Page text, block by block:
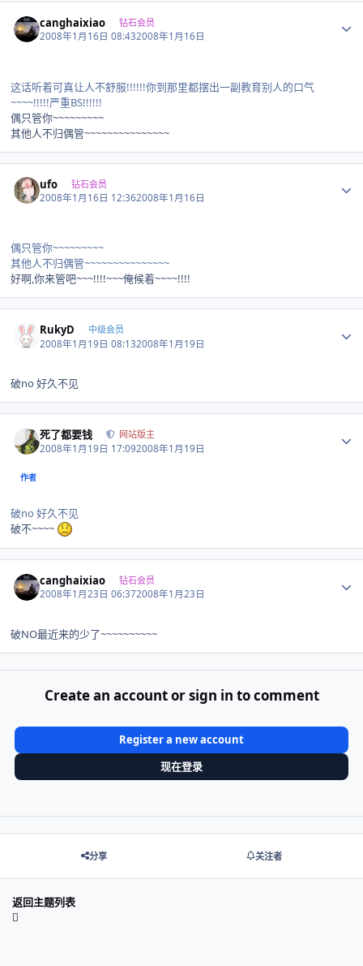
canghaixiao 钻石会员
2008年1月16日 08:432008年1月16日
这话听着可真让人不舒服!!!!!!你到那里都摆出一副教育别人的口气
~~~~!!!!!严重BS!!!!!!
偶只管你~~~~~~~~~
其他人不归偶管~~~~~~~~~~~~~~~
ufo 钻石会员
2008年1月16日 12:362008年1月16日
偶只管你~~~~~~~~~
其他人不归偶管~~~~~~~~~~~~~~~
好啊,你来管吧~~~!!!!~~~俺候着~~~~!!!!
RukyD 中级会员
2008年1月19日 08:132008年1月19日
破no 好久不见
死了都要钱 网站版主
2008年1月19日 17:092008年1月19日
作者
破no 好久不见
破不~~~~
canghaixiao 钻石会员
2008年1月23日 06:372008年1月23日
破NO最近来的少了~~~~~~~~~~
Create an account or sign in to comment
Register a new account
现在登录
分享 关注者
返回主题列表